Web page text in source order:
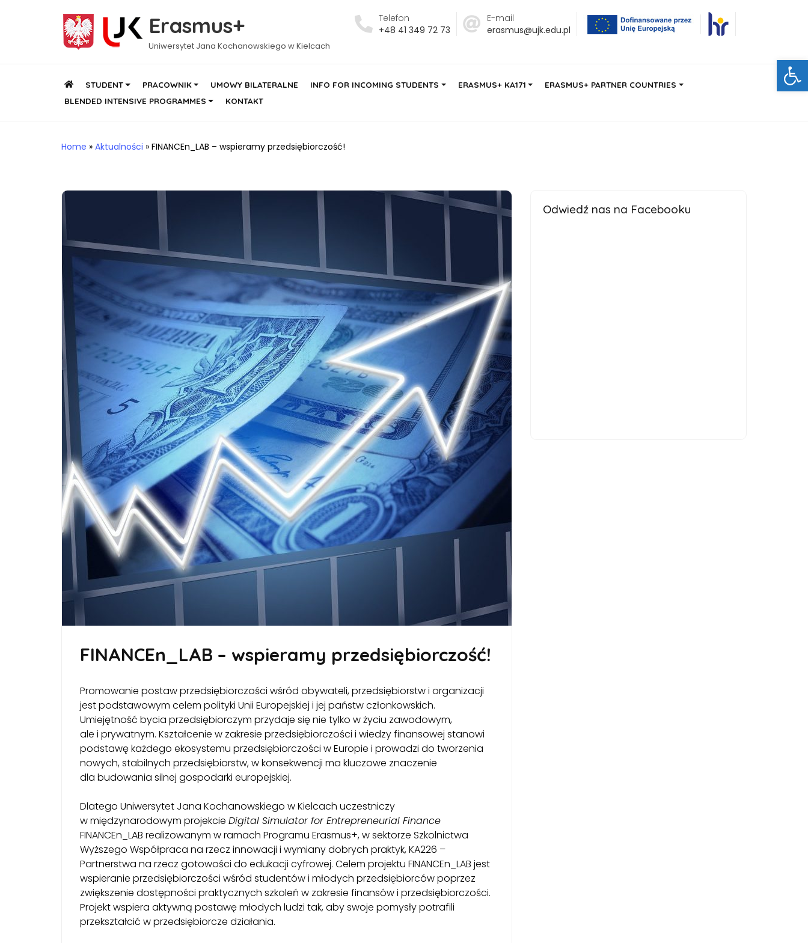
Erasmus+
Uniwersytet Jana Kochanowskiego w Kielcach
Telefon
+48 41 349 72 73
E-mail
erasmus@ujk.edu.pl
STUDENT PRACOWNIK UMOWY BILATERALNE INFO FOR INCOMING STUDENTS ERASMUS+ KA171
ERASMUS+ PARTNER COUNTRIES
BLENDED INTENSIVE PROGRAMMES
KONTAKT
Home » Aktualności » FINANCEn_LAB – wspieramy przedsiębiorczość!
FINANCEn_LAB – wspieramy przedsiębiorczość!
Promowanie postaw przedsiębiorczości wśród obywateli, przedsiębiorstw i organizacji
jest podstawowym celem polityki Unii Europejskiej i jej państw członkowskich.
Umiejętność bycia przedsiębiorczym przydaje się nie tylko w życiu zawodowym,
ale i prywatnym. Kształcenie w zakresie przedsiębiorczości i wiedzy finansowej stanowi
podstawę każdego ekosystemu przedsiębiorczości w Europie i prowadzi do tworzenia
nowych, stabilnych przedsiębiorstw, w konsekwencji ma kluczowe znaczenie
dla budowania silnej gospodarki europejskiej.
Dlatego Uniwersytet Jana Kochanowskiego w Kielcach uczestniczy
w międzynarodowym projekcie Digital Simulator for Entrepreneurial Finance
FINANCEn_LAB realizowanym w ramach Programu Erasmus+, w sektorze Szkolnictwa
Wyższego Współpraca na rzecz innowacji i wymiany dobrych praktyk, KA226 –
Partnerstwa na rzecz gotowości do edukacji cyfrowej. Celem projektu FINANCEn_LAB jest
wspieranie przedsiębiorczości wśród studentów i młodych przedsiębiorców poprzez
zwiększenie dostępności praktycznych szkoleń w zakresie finansów i przedsiębiorczości.
Projekt wspiera aktywną postawę młodych ludzi tak, aby swoje pomysły potrafili
przekształcić w przedsiębiorcze działania.
Odwiedź nas na Facebooku